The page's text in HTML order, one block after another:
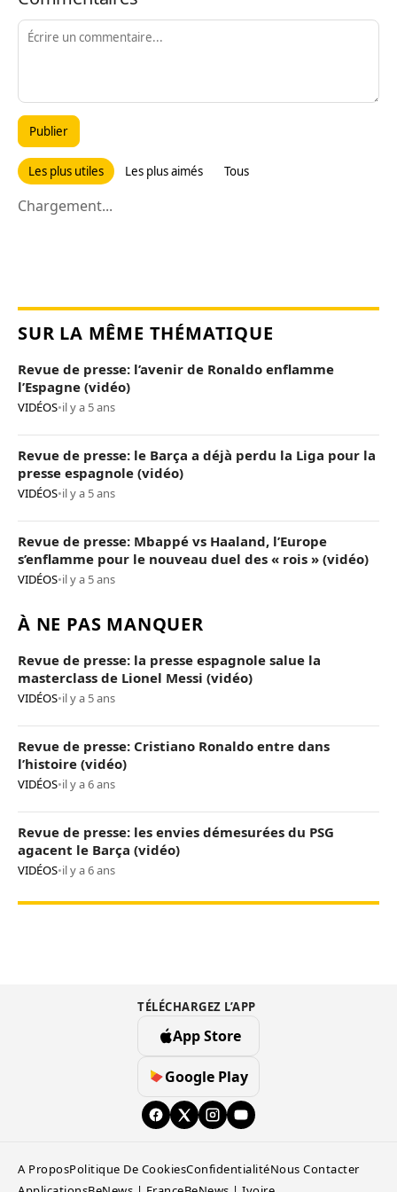
Publier
Les plus utiles Les plus aimés Tous
Chargement...
SUR LA MÊME THÉMATIQUE
Revue de presse: l’avenir de Ronaldo enflamme
l’Espagne (vidéo)
VIDÉOS•il y a 5 ans
Revue de presse: le Barça a déjà perdu la Liga pour la
presse espagnole (vidéo)
VIDÉOS•il y a 5 ans
Revue de presse: Mbappé vs Haaland, l’Europe
s’enflamme pour le nouveau duel des « rois » (vidéo)
VIDÉOS•il y a 5 ans
À NE PAS MANQUER
Revue de presse: la presse espagnole salue la
masterclass de Lionel Messi (vidéo)
VIDÉOS•il y a 5 ans
Revue de presse: Cristiano Ronaldo entre dans
l’histoire (vidéo)
VIDÉOS•il y a 6 ans
Revue de presse: les envies démesurées du PSG
agacent le Barça (vidéo)
VIDÉOS•il y a 6 ans
TÉLÉCHARGEZ L’APP
App Store
Google Play
A ProposPolitique De CookiesConfidentialitéNous Contacter